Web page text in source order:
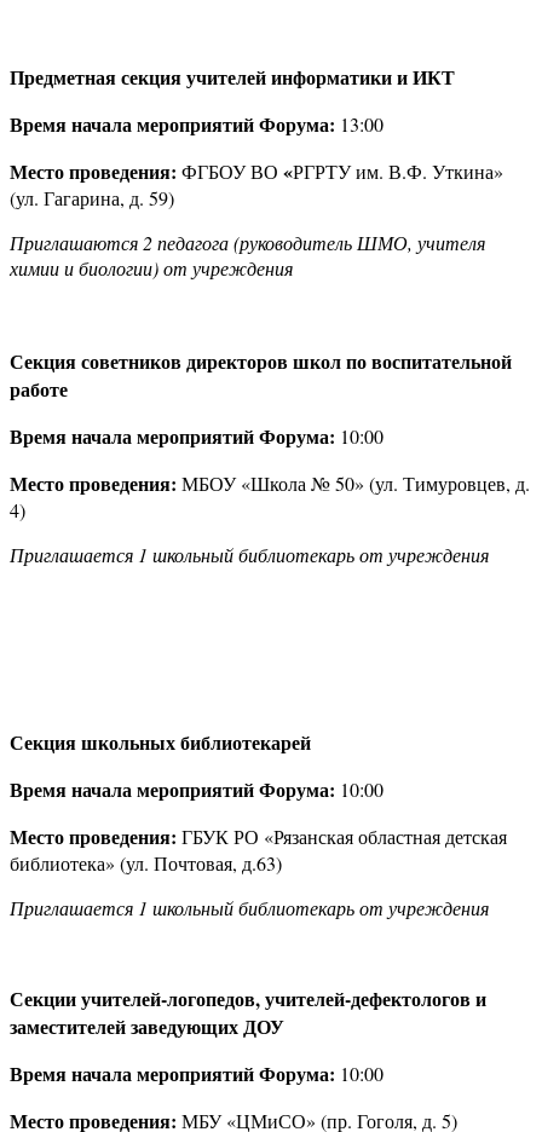
Предметная секция учителей информатики и ИКТ
Время начала мероприятий Форума: 13:00
Место проведения: ФГБОУ ВО «РГРТУ им. В.Ф. Уткина»
(ул. Гагарина, д. 59)
Приглашаются 2 педагога (руководитель ШМО, учителя
химии и биологии) от учреждения
Секция советников директоров школ по воспитательной
работе
Время начала мероприятий Форума: 10:00
Место проведения: МБОУ «Школа № 50» (ул. Тимуровцев, д.
4)
Приглашается 1 школьный библиотекарь от учреждения
Секция школьных библиотекарей
Время начала мероприятий Форума: 10:00
Место проведения: ГБУК РО «Рязанская областная детская
библиотека» (ул. Почтовая, д.63)
Приглашается 1 школьный библиотекарь от учреждения
Секции учителей-логопедов, учителей-дефектологов и
заместителей заведующих ДОУ
Время начала мероприятий Форума: 10:00
Место проведения: МБУ «ЦМиСО» (пр. Гоголя, д. 5)